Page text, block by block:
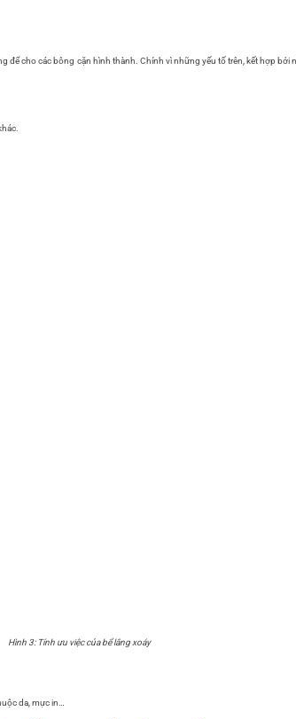
cho các bông cặn hình thành. Chính vì những yếu tố trên, kết hợp
Hình 3: Tính ưu việc của bể lắng xoáy
da, mực in…